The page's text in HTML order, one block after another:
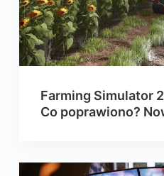
Farming Simulator
Co poprawiono?